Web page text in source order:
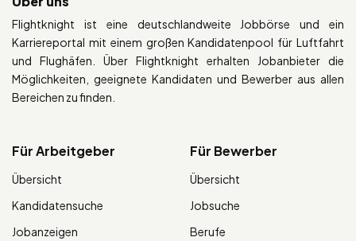
Flightknight ist eine deutschlandweite Jobbörse und ein
Karriereportal mit einem großen Kandidatenpool für Luftfahrt
und Flughäfen. Über Flightknight erhalten Jobanbieter die
Möglichkeiten, geeignete Kandidaten und Bewerber aus allen
Bereichen zu finden.
Für Arbeitgeber
Übersicht
Kandidatensuche
Jobanzeigen
Für Bewerber
Übersicht
Jobsuche
Berufe